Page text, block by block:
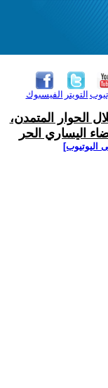
الفيسبوك التويتر
الحوار المتمدن،
اليساري الحر
اليوتيوب]